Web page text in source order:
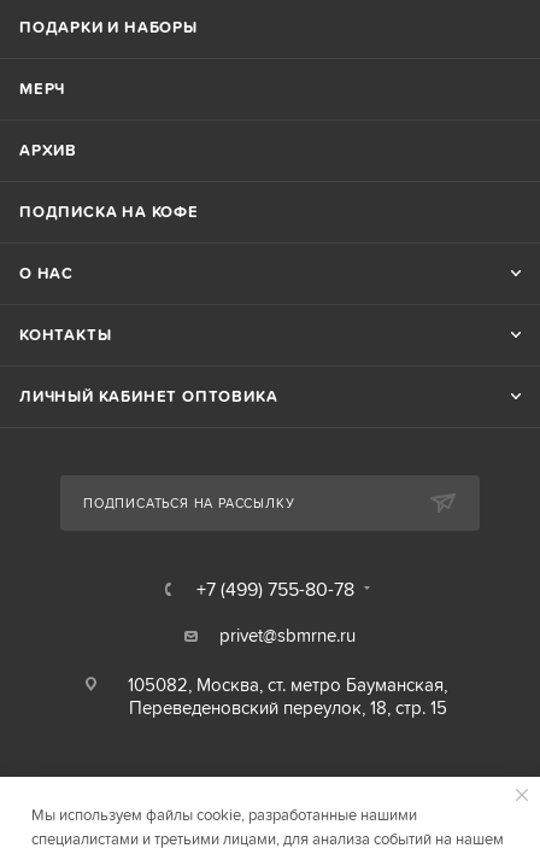
ПОДАРКИ И НАБОРЫ
МЕРЧ
АРХИВ
ПОДПИСКА НА КОФЕ
О НАС
КОНТАКТЫ
ЛИЧНЫЙ КАБИНЕТ ОПТОВИКА
ПОДПИСАТЬСЯ НА РАССЫЛКУ
+7 (499) 755-80-78
privet@sbmrne.ru
105082, Москва, ст. метро Бауманская,
Переведеновский переулок, 18, стр. 15
Мы используем файлы cookie, разработанные нашими
специалистами и третьими лицами, для анализа событий на нашем